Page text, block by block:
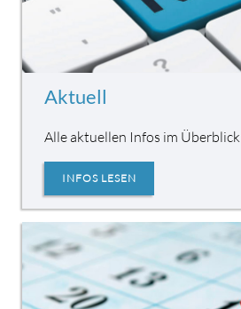
Aktuell
Alle aktuellen Infos im Überblick
INFOS LESEN